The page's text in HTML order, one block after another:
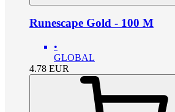
Runescape Gold - 100 M
•
GLOBAL
4.78 EUR